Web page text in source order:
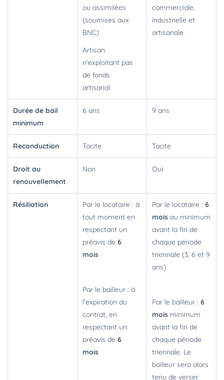
ou assimilées
(soumises aux
BNC)
Artisan
n’exploitant pas
de fonds
artisanal
commerciale,
industrielle et
artisanale
Durée de bail
minimum
6 ans 9 ans
Reconduction Tacite Tacite
Droit au
renouvellement
Non Oui
Résiliation
Par le locataire : à
tout moment en
respectant un
préavis de6
mois
Par le bailleur : à
l’expiration du
contrat, en
respectant un
préavis de6
mois
Par le locataire :6
mois au minimum
avant la fin de
chaque période
triennale (3, 6 et 9
ans)
Par le bailleur :6
mois minimum
avant la fin de
chaque période
triennale. Le
bailleur sera alors
tenu de verser